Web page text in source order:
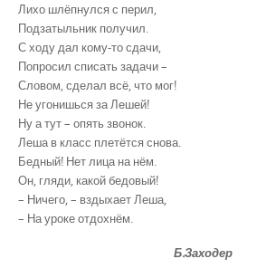
Лихо шлёпнулся с перил,
Подзатыльник получил.
С ходу дал кому-то сдачи,
Попросил списать задачи –
Словом, сделал всё, что мог!
Не угонишься за Лешей!
Ну а тут – опять звонок.
Леша в класс плетётся снова.
Бедный! Нет лица на нём.
Он, гляди, какой бедовый!
– Ничего, – вздыхает Леша,
– На уроке отдохнём.
Б.Заходер